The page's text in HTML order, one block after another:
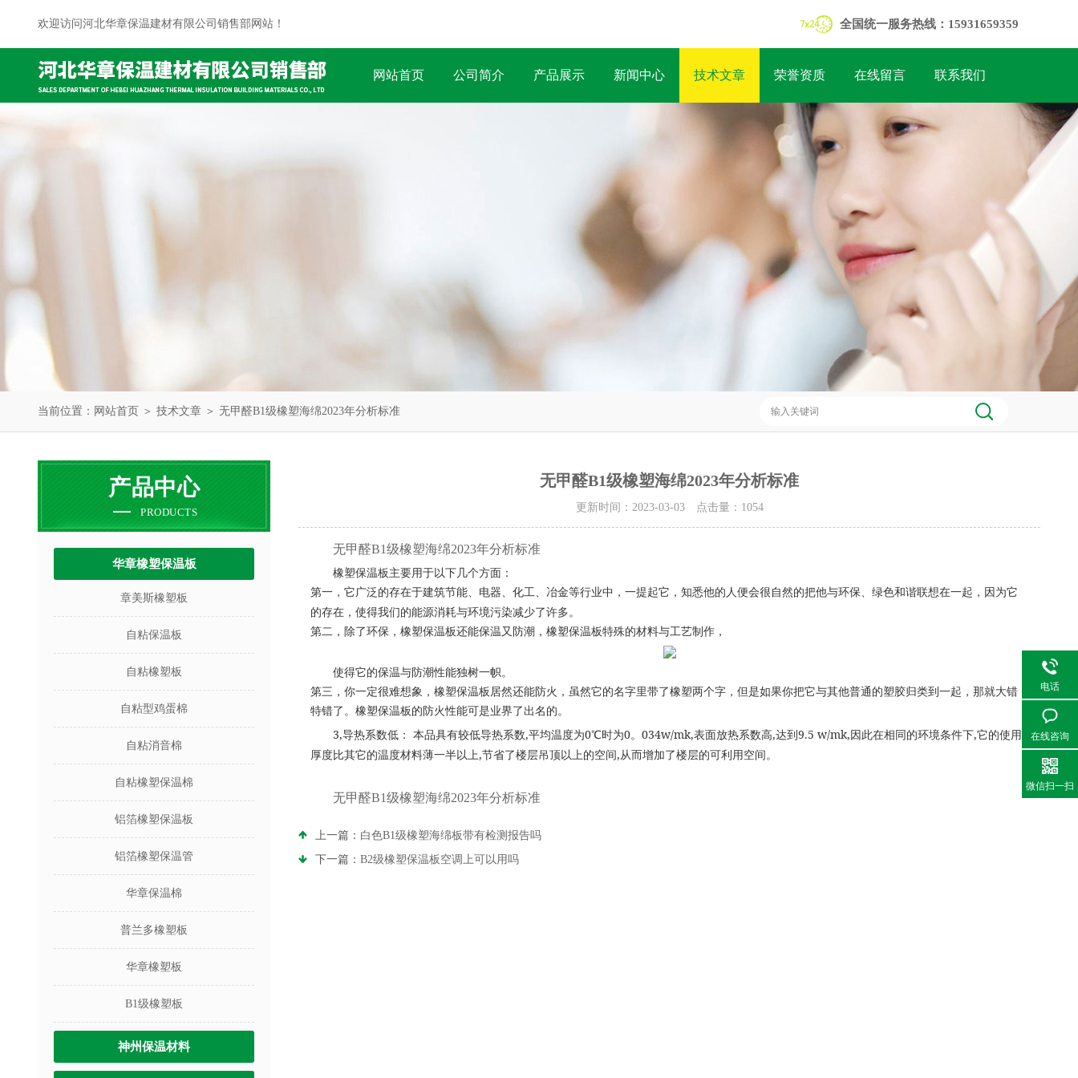
欢迎访问河北华章保温建材有限公司销售部网站！ 全国统一服务热线：15931659359
网站首页 公司简介 产品展示 新闻中心 技术文章 荣誉资质 在线留言 联系我们
当前位置： 网站首页 ＞ 技术文章 ＞ 无甲醛B1级橡塑海绵2023年分析标准
产品中心
PRODUCTS
华章橡塑保温板
章美斯橡塑板
自粘保温板
自粘橡塑板
自粘型鸡蛋棉
自粘消音棉
自粘橡塑保温棉
铝箔橡塑保温板
铝箔橡塑保温管
华章保温棉
普兰多橡塑板
华章橡塑板
B1级橡塑板
神州保温材料
无甲醛B1级橡塑海绵2023年分析标准
更新时间：2023-03-03 点击量： 1054
无甲醛B1级橡塑海绵2023年分析标准
橡塑保温板主要用于以下几个方面：
第一，它广泛的存在于建筑节能、电器、化工、冶金等行业中，一提起它，知悉他的人便会很自然的把他与环保、绿色和谐联想在一起，因为它
的存在，使得我们的能源消耗与环境污染减少了许多。
第二，除了环保，橡塑保温板还能保温又防潮，橡塑保温板特殊的材料与工艺制作，
使得它的保温与防潮性能独树一帜。
第三，你一定很难想象，橡塑保温板居然还能防火，虽然它的名字里带了橡塑两个字，但是如果你把它与其他普通的塑胶归类到一起，那就大错
特错了。橡塑保温板的防火性能可是业界了出名的。
3,导热系数低： 本品具有较低导热系数,平均温度为0℃时为0。 034w/mk,表面放热系数高,达到 9.5 w/mk, 因此在相同的环境条件下,它的使用
厚度比其它的温度材料薄一半以上,节省了楼层吊顶以上的空间,从而增加了楼层的可利用空间。
无甲醛B1级橡塑海绵2023年分析标准
上一篇： 白色B1级橡塑海绵板带有检测报告吗
下一篇： B2级橡塑保温板空调上可以用吗
电话
在线咨询
微信扫一扫